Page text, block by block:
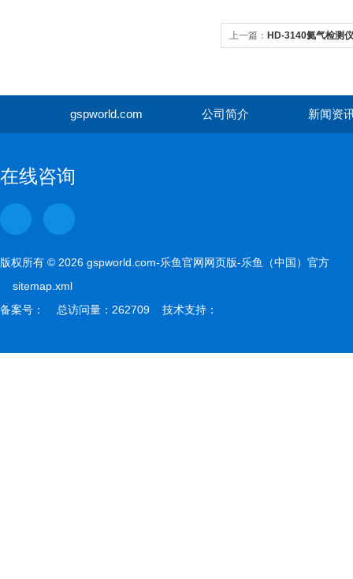
上一篇： HD-3140氦气检测仪
gspworld.com 公司简介 新闻资
在线咨询
版权所有 © 2026 gspworld.com-乐鱼官网网页版-乐鱼（中国）官方
sitemap.xml
备案号： 总访问量：262709 技术支持：